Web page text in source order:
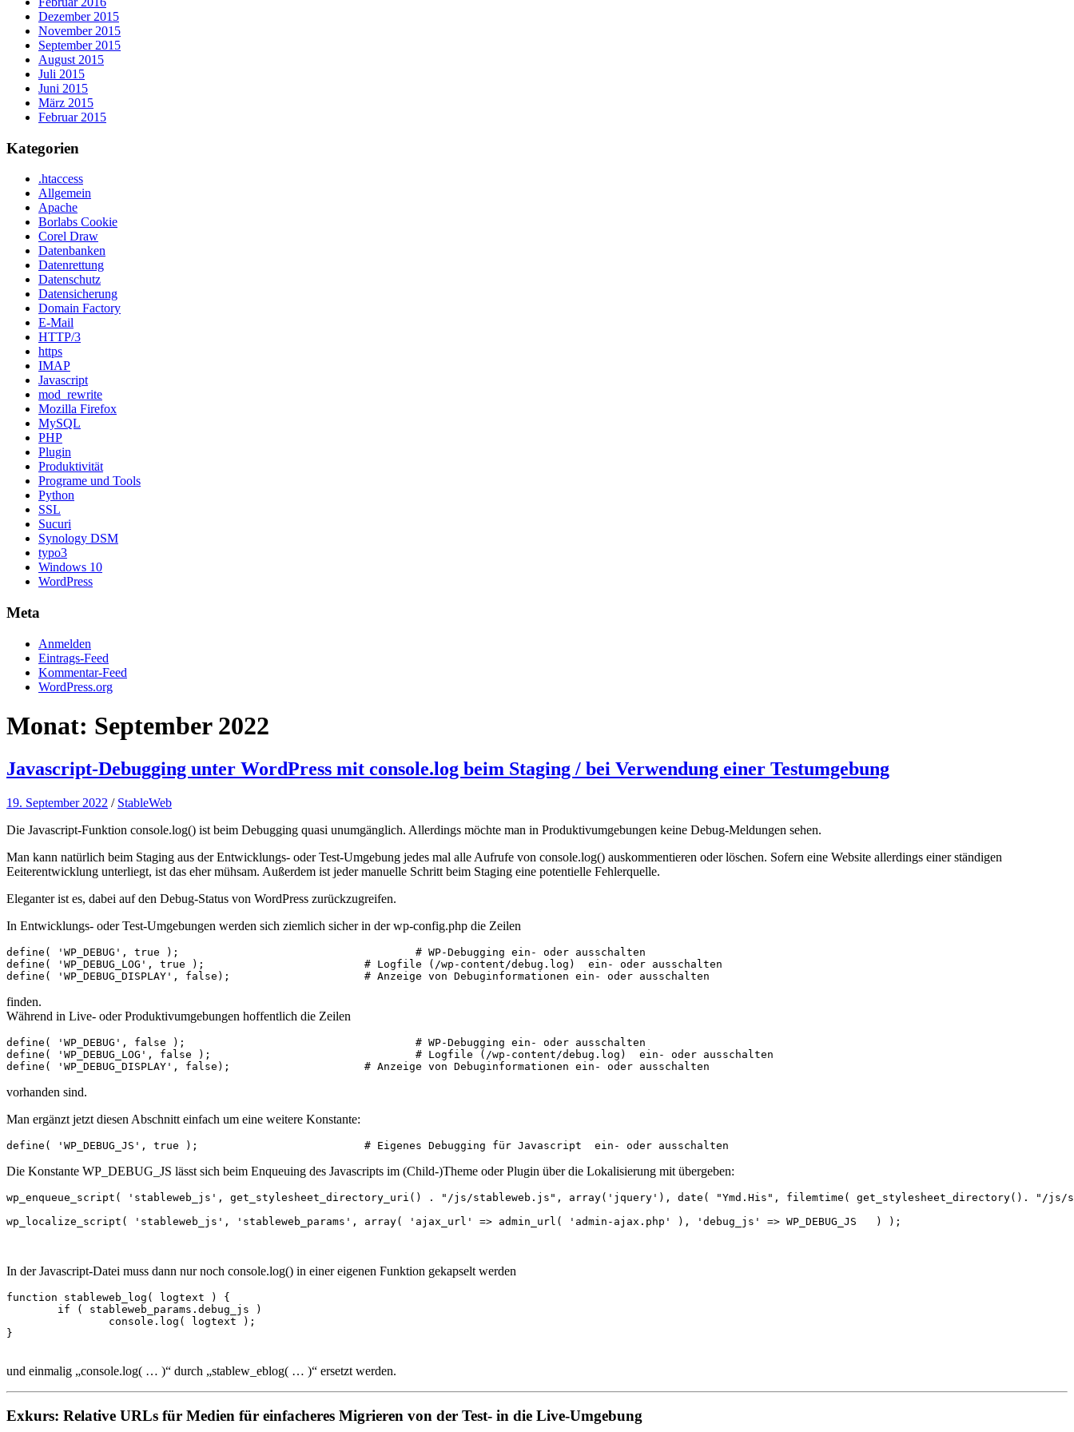
Dezember 2015
November 2015
September 2015
August 2015
Juli 2015
Juni 2015
März 2015
Februar 2015
Kategorien
.htaccess
Allgemein
Apache
Borlabs Cookie
Corel Draw
Datenbanken
Datenrettung
Datenschutz
Datensicherung
Domain Factory
E-Mail
HTTP/3
https
IMAP
Javascript
mod_rewrite
Mozilla Firefox
MySQL
PHP
Plugin
Produktivität
Programe und Tools
Python
SSL
Sucuri
Synology DSM
typo3
Windows 10
WordPress
Meta
Anmelden
Eintrags-Feed
Kommentar-Feed
WordPress.org
Monat: September 2022
Javascript-Debugging unter WordPress mit console.log beim Staging / bei Verwendung einer Testumgebung
19. September 2022 / StableWeb
Die Javascript-Funktion console.log() ist beim Debugging quasi unumgänglich. Allerdings möchte man in Produktivumgebungen keine Debug-Meldungen sehen.
Man kann natürlich beim Staging aus der Entwicklungs- oder Test-Umgebung jedes mal alle Aufrufe von console.log() auskommentieren oder löschen. Sofern eine Website allerdings einer ständigen
Eeiterentwicklung unterliegt, ist das eher mühsam. Außerdem ist jeder manuelle Schritt beim Staging eine potentielle Fehlerquelle.
Eleganter ist es, dabei auf den Debug-Status von WordPress zurückzugreifen.
In Entwicklungs- oder Test-Umgebungen werden sich ziemlich sicher in der wp-config.php die Zeilen
define( 'WP_DEBUG', true );					# WP-Debugging ein- oder ausschalten
define( 'WP_DEBUG_LOG', true );				# Logfile (/wp-content/debug.log)  ein- oder ausschalten
finden.
Während in Live- oder Produktivumgebungen hoffentlich die Zeilen
define( 'WP_DEBUG', false );					# WP-Debugging ein- oder ausschalten
define( 'WP_DEBUG_LOG', false );				# Logfile (/wp-content/debug.log)  ein- oder ausschalten
vorhanden sind.
Man ergänzt jetzt diesen Abschnitt einfach um eine weitere Konstante:
Die Konstante WP_DEBUG_JS lässt sich beim Enqueuing des Javascripts im (Child-)Theme oder Plugin über die Lokalisierung mit übergeben:
wp_enqueue_script( 'stableweb_js', get_stylesheet_directory_uri() . "/js/stableweb.js", array('jquery'), date( "Ymd.His", filemtime( get_stylesheet_directory(). "/
wp_localize_script( 'stableweb_js', 'stableweb_params', array( 'ajax_url' => admin_url( 'admin-ajax.php' ), 'debug_js' => WP_DEBUG_JS	) );
In der Javascript-Datei muss dann nur noch console.log() in einer eigenen Funktion gekapselt werden
function stableweb_log( logtext ) {
}
und einmalig „console.log( … )“ durch „stablew_eblog( … )“ ersetzt werden.
Exkurs: Relative URLs für Medien für einfacheres Migrieren von der Test- in die Live-Umgebung